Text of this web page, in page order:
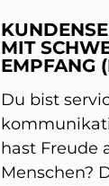
MIT
EMPFANG
Du bist
hast Freude
Menschen?